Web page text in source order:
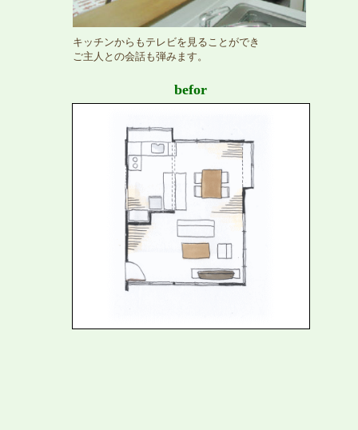
キッチンからもテレビを見ることができ
ご主人との会話も弾みます。
befor